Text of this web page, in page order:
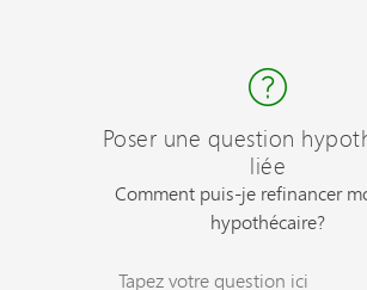
Poser une question
liée
Comment puis-je refinancer
hypothécaire?